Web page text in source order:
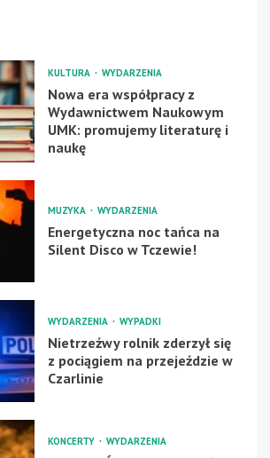
KULTURA WYDARZENIA
Nowa era współpracy z
Wydawnictwem Naukowym
UMK: promujemy literaturę i
naukę
MUZYKA WYDARZENIA
Energetyczna noc tańca na
Silent Disco w Tczewie!
WYDARZENIA WYPADKI
Nietrzeźwy rolnik zderzył się
z pociągiem na przejeździe w
Czarlinie
KONCERTY WYDARZENIA